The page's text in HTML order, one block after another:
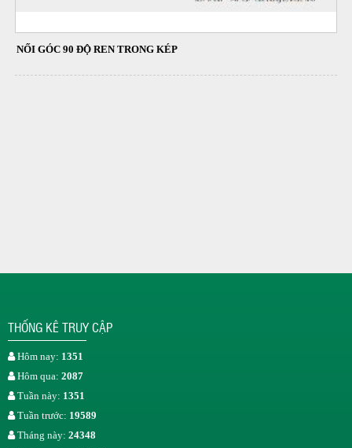
NỐI GÓC 90 ĐỘ REN TRONG KÉP
THỐNG KÊ TRUY CẬP
Hôm nay: 1351
Hôm qua: 2087
Tuần này: 1351
Tuần trước: 19589
Tháng này: 24348